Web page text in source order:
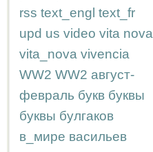
rss text_engl text_fr
upd us video vita nova
vita_nova vivencia
WW2 WW2 август-
февраль букв буквы
буквы булгаков
в_мире васильев